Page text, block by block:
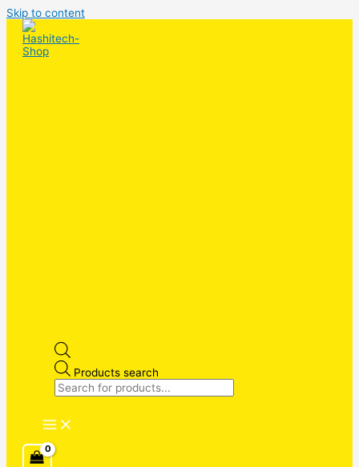
Skip to content
Products search